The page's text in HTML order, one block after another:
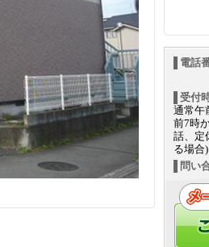
電話
受付
通常午
前7時
話、定
る場合)
問い